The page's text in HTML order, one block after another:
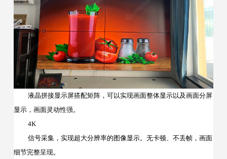
液晶拼接显示屏搭配矩阵，可以实现画面整体显示以及画面分屏
显示，画面灵动性强。
4K
信号采集，实现超大分辨率的图像显示。无卡顿、不丢帧，画面
细节完整呈现。